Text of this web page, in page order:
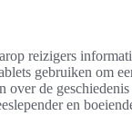
reizigers
gebruiken om
over de
en